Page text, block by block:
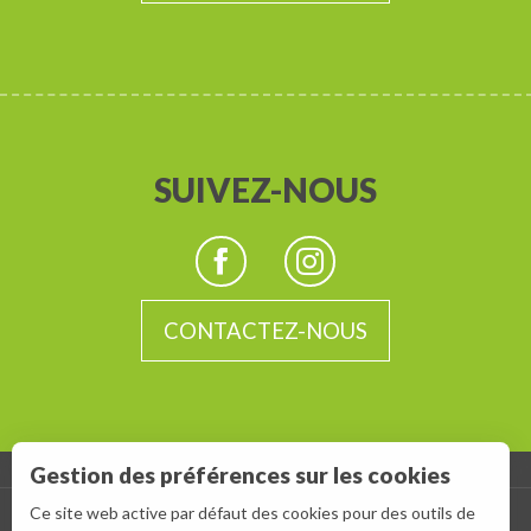
SUIVEZ-NOUS
CONTACTEZ-NOUS
ESPACE GROUPES - ESPACE PRESSE
Gestion des préférences sur les cookies
Ce site web active par défaut des cookies pour des outils de